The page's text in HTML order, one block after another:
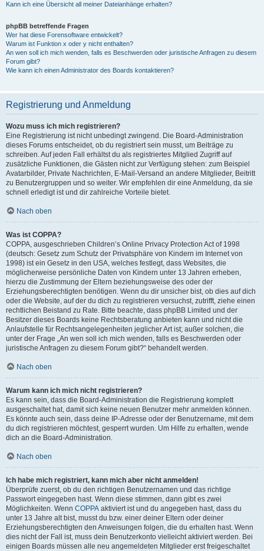
Kann ich eine Übersicht all meiner Dateianhänge erhalten?
phpBB betreffende Fragen
Wer hat diese Forensoftware entwickelt?
Warum ist Funktion x oder y nicht enthalten?
An wen soll ich mich wenden, falls es Beschwerden oder juristische Anfragen zu diesem
Forum gibt?
Wie kann ich einen Administrator des Boards kontaktieren?
Registrierung und Anmeldung
Wozu muss ich mich registrieren?
Eine Registrierung ist nicht unbedingt zwingend. Die Board-Administration
dieses Forums entscheidet, ob du registriert sein musst, um Beiträge zu
schreiben. Auf jeden Fall erhältst du als registriertes Mitglied Zugriff auf
zusätzliche Funktionen, die Gästen nicht zur Verfügung stehen: zum Beispiel
Avatarbilder, Private Nachrichten, E-Mail-Versand an andere Mitglieder, Beitritt
zu Benutzergruppen und so weiter. Wir empfehlen dir eine Anmeldung, da sie
schnell erledigt ist und dir zahlreiche Vorteile bietet.
Nach oben
Was ist COPPA?
COPPA, ausgeschrieben Children’s Online Privacy Protection Act of 1998
(deutsch: Gesetz zum Schutz der Privatsphäre von Kindern im Internet von
1998) ist ein Gesetz in den USA, welches festlegt, dass Websites, die
möglicherweise persönliche Daten von Kindern unter 13 Jahren erheben,
hierzu die Zustimmung der Eltern beziehungsweise des oder der
Erziehungsberechtigten benötigen. Wenn du dir unsicher bist, ob dies auf dich
oder die Website, auf der du dich zu registrieren versuchst, zutrifft, ziehe einen
rechtlichen Beistand zu Rate. Bitte beachte, dass phpBB Limited und der
Besitzer dieses Boards keine Rechtsberatung anbieten kann und nicht die
Anlaufstelle für Rechtsangelegenheiten jeglicher Art ist; außer solchen, die
unter der Frage „An wen soll ich mich wenden, falls es Beschwerden oder
juristische Anfragen zu diesem Forum gibt?“ behandelt werden.
Nach oben
Warum kann ich mich nicht registrieren?
Es kann sein, dass die Board-Administration die Registrierung komplett
ausgeschaltet hat, damit sich keine neuen Benutzer mehr anmelden können.
Es könnte auch sein, dass deine IP-Adresse oder der Benutzername, mit dem
du dich registrieren möchtest, gesperrt wurden. Um Hilfe zu erhalten, wende
dich an die Board-Administration.
Nach oben
Ich habe mich registriert, kann mich aber nicht anmelden!
Überprüfe zuerst, ob du den richtigen Benutzernamen und das richtige
Passwort eingegeben hast. Wenn diese stimmen, dann gibt es zwei
Möglichkeiten. Wenn COPPA aktiviert ist und du angegeben hast, dass du
unter 13 Jahre alt bist, musst du bzw. einer deiner Eltern oder deiner
Erziehungsberechtigten den Anweisungen folgen, die du erhalten hast. Wenn
dies nicht der Fall ist, muss dein Benutzerkonto vielleicht aktiviert werden. Bei
einigen Boards müssen alle neu angemeldeten Mitglieder erst freigeschaltet